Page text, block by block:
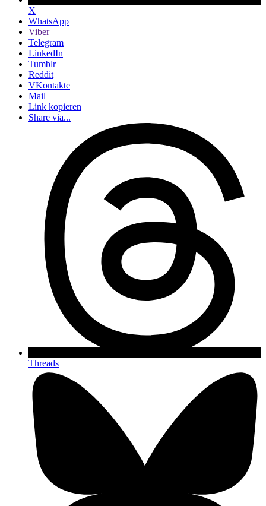
X
WhatsApp
Viber
Telegram
LinkedIn
Tumblr
Reddit
VKontakte
Mail
Link kopieren
Share via...
Threads